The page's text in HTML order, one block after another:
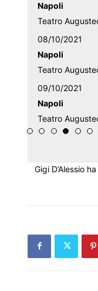
Napoli
Teatro
08/10/2021
Napoli
Teatro
09/10/2021
Napoli
Teatro
Gigi D’Alessio